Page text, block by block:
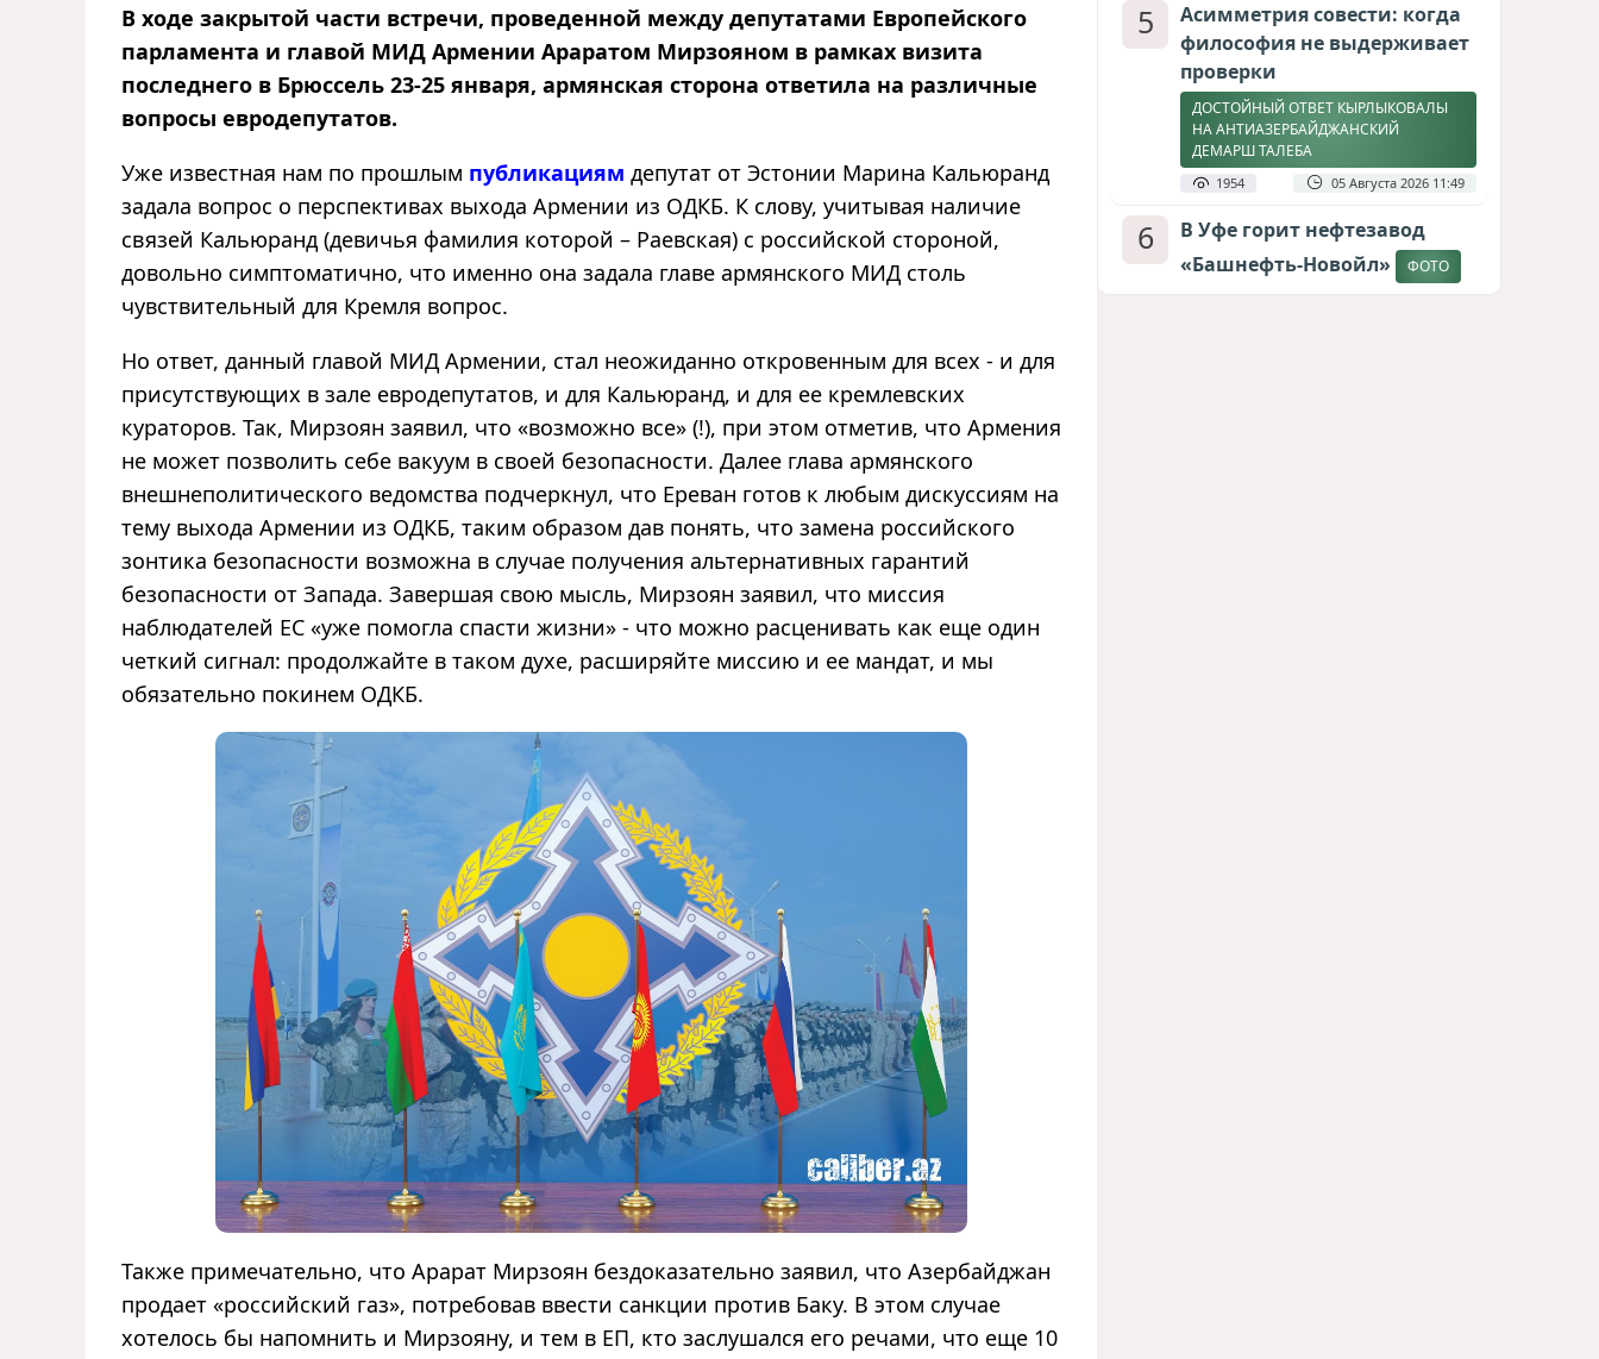
В ходе закрытой части встречи, проведенной между депутатами Европейского
парламента и главой МИД Армении Араратом Мирзояном в рамках визита
последнего в Брюссель 23-25 января, армянская сторона ответила на различные
вопросы евродепутатов.
Уже известная нам по прошлым публикациям депутат от Эстонии Марина Кальюранд
задала вопрос о перспективах выхода Армении из ОДКБ. К слову, учитывая наличие
связей Кальюранд (девичья фамилия которой – Раевская) с российской стороной,
довольно симптоматично, что именно она задала главе армянского МИД столь
чувствительный для Кремля вопрос.
Но ответ, данный главой МИД Армении, стал неожиданно откровенным для всех - и для
присутствующих в зале евродепутатов, и для Кальюранд, и для ее кремлевских
кураторов. Так, Мирзоян заявил, что «возможно все» (!), при этом отметив, что Армения
не может позволить себе вакуум в своей безопасности. Далее глава армянского
внешнеполитического ведомства подчеркнул, что Ереван готов к любым дискуссиям на
тему выхода Армении из ОДКБ, таким образом дав понять, что замена российского
зонтика безопасности возможна в случае получения альтернативных гарантий
безопасности от Запада. Завершая свою мысль, Мирзоян заявил, что миссия
наблюдателей ЕС «уже помогла спасти жизни» - что можно расценивать как еще один
четкий сигнал: продолжайте в таком духе, расширяйте миссию и ее мандат, и мы
обязательно покинем ОДКБ.
Также примечательно, что Арарат Мирзоян бездоказательно заявил, что Азербайджан
продает «российский газ», потребовав ввести санкции против Баку. В этом случае
хотелось бы напомнить и Мирзояну, и тем в ЕП, кто заслушался его речами, что еще 10
5
Асимметрия совести: когда
философия не выдерживает
проверки
ДОСТОЙНЫЙ ОТВЕТ КЫРЛЫКОВАЛЫ
НА АНТИАЗЕРБАЙДЖАНСКИЙ
ДЕМАРШ ТАЛЕБА
1954 05 Августа 2026 11:49
6
В Уфе горит нефтезавод
«Башнефть-Новойл»
ФОТО